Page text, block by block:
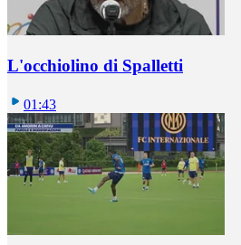
L'occhiolino di Spalletti
01:43